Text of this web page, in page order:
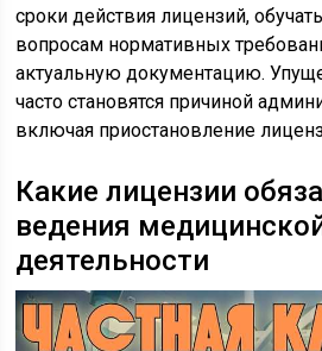
сроки действия лицензий,
вопросам нормативных
актуальную документацию.
часто становятся причиной
включая приостановление
Какие лицензии
ведения
деятельности